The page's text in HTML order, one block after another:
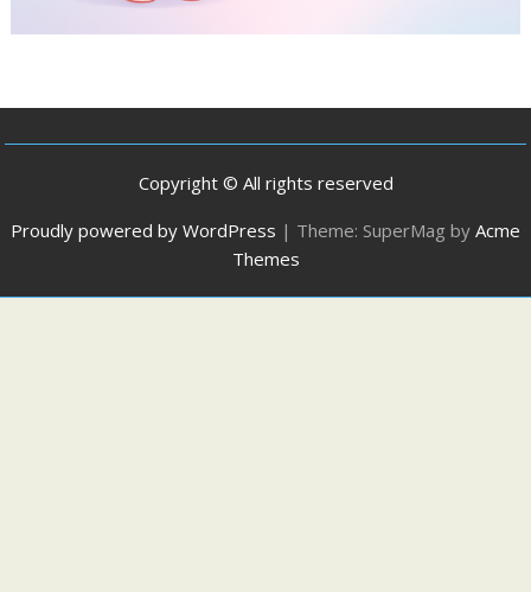
Copyright © All rights reserved
Proudly powered by WordPress | Theme: SuperMag by Acme
Themes